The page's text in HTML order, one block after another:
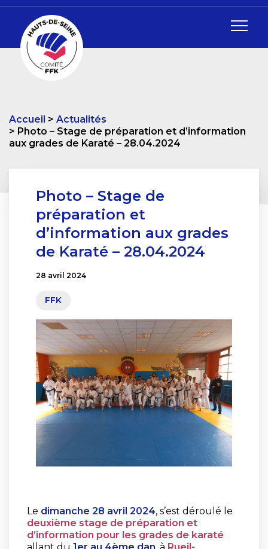
Accueil
Actualités
Photo – Stage de préparation et d’information
aux grades de Karaté – 28.04.2024
Photo – Stage de
préparation et
d’information aux grades
de Karaté – 28.04.2024
28 avril 2024
FFK
Le dimanche 28 avril 2024, s’est déroulé le
deuxième stage de préparation et
d’information pour les grades de karaté